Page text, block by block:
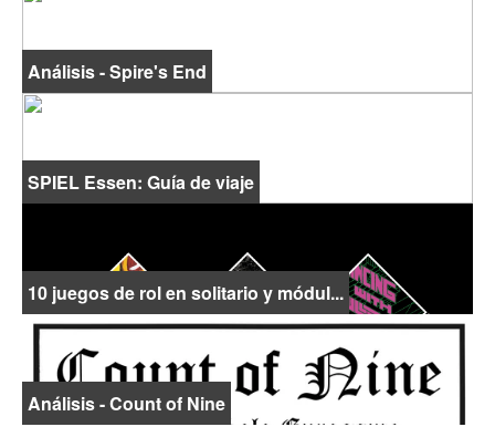
Análisis - Spire's End
SPIEL Essen: Guía de viaje
10 juegos de rol en solitario y módul...
Análisis - Count of Nine